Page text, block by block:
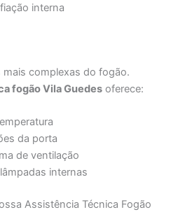
interna
complexas do fogão.
fogão Vila Guedes oferece:
da porta
de ventilação
internas
Assistência Técnica Fogão